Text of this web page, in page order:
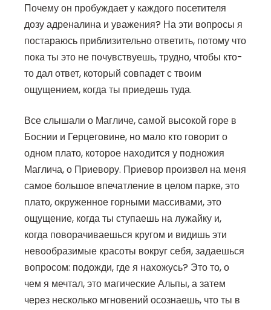
Почему он пробуждает у каждого посетителя
дозу адреналина и уважения? На эти вопросы я
постараюсь приблизительно ответить, потому что
пока ты это не почувствуешь, трудно, чтобы кто-
то дал ответ, который совпадет с твоим
ощущением, когда ты приедешь туда.
Все слышали о Магличе, самой высокой горе в
Боснии и Герцеговине, но мало кто говорит о
одном плато, которое находится у подножия
Маглича, о Приевору. Приевор произвел на меня
самое большое впечатление в целом парке, это
плато, окруженное горными массивами, это
ощущение, когда ты ступаешь на лужайку и,
когда поворачиваешься кругом и видишь эти
невообразимые красоты вокруг себя, задаешься
вопросом: подожди, где я нахожусь? Это то, о
чем я мечтал, это магические Альпы, а затем
через несколько мгновений осознаешь, что ты в